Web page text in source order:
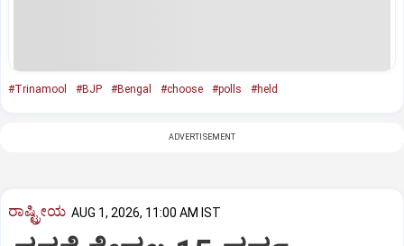
#Trinamool #BJP #Bengal #choose #polls #held
ADVERTISEMENT
ರಾಷ್ಟ್ರೀಯ AUG 1, 2026, 11:00 AM IST